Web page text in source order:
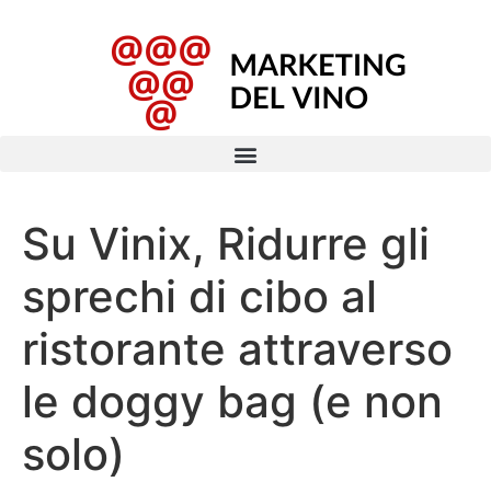
Su Vinix, Ridurre gli
sprechi di cibo al
ristorante attraverso
le doggy bag (e non
solo)